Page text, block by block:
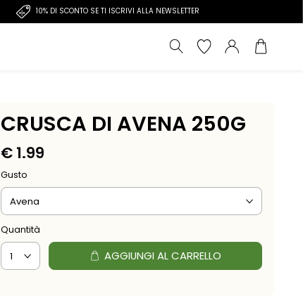
10% DI SCONTO SE TI ISCRIVI ALLA NEWSLETTER
CRUSCA DI AVENA 250G
€1.99
Gusto
Quantità
AGGIUNGI AL CARRELLO